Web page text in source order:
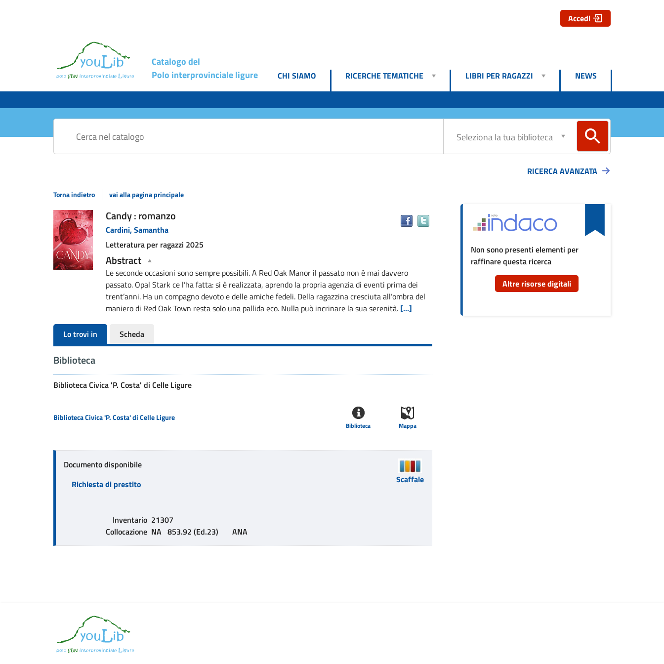
Catalogo del
Polo interprovinciale ligure
CHI SIAMO RICERCHE TEMATICHE LIBRI PER RAGAZZI NEWS
Accedi
Cerca su "Catalogo"
RICERCA AVANZATA
Torna indietro vai alla pagina principale
Dettaglio
del
documento
Candy : romanzo
Cardini, Samantha
Letteratura per ragazzi 2025
Abstract
Le seconde occasioni sono sempre possibili. A Red Oak Manor il passato non è mai davvero
passato. Opal Stark ce l’ha fatta: si è realizzata, aprendo la propria agenzia di eventi prima dei
trent’anni. Ha un compagno devoto e delle amiche fedeli. Della ragazzina cresciuta all’ombra del
maniero di Red Oak Town resta solo una pallida eco. Nulla può incrinare la sua serenità. [...]
Lo trovi in Scheda
Biblioteca
Biblioteca Civica 'P. Costa' di Celle Ligure
Biblioteca Civica 'P. Costa' di Celle Ligure
Mappa
Biblioteca
Documento disponibile
Richiesta di prestito
Inventario 21307
Collocazione NA   853.92 (Ed.23)       ANA
Scaffale
Non sono presenti elementi per
raffinare questa ricerca
Altre risorse digitali